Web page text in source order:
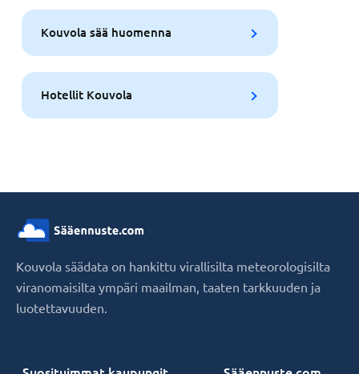
Kouvola sää huomenna
Hotellit Kouvola
Kouvola säädata on hankittu virallisilta meteorologisilta
viranomaisilta ympäri maailman, taaten tarkkuuden ja
luotettavuuden.